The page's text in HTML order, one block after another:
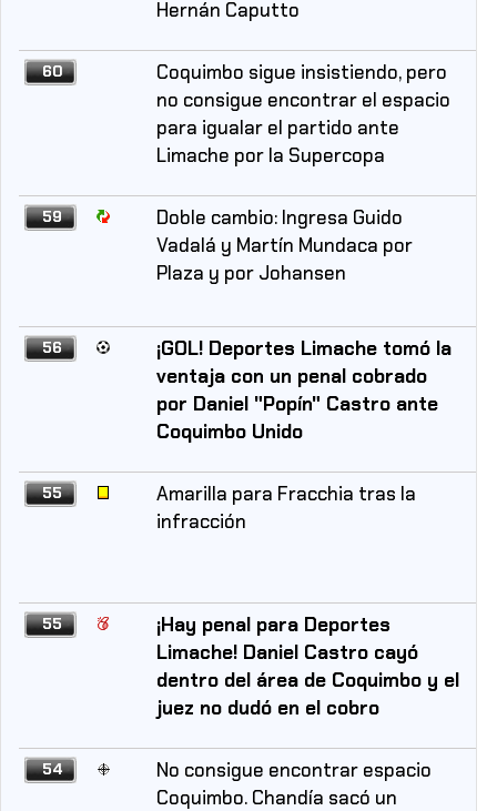
Hernán Caputto
60
Coquimbo sigue insistiendo, pero
no consigue encontrar el espacio
para igualar el partido ante
Limache por la Supercopa
59
Doble cambio: Ingresa Guido
Vadalá y Martín Mundaca por
Plaza y por Johansen
56
¡GOL! Deportes Limache tomó la
ventaja con un penal cobrado
por Daniel "Popín" Castro ante
Coquimbo Unido
55
Amarilla para Fracchia tras la
infracción
55
¡Hay penal para Deportes
Limache! Daniel Castro cayó
dentro del área de Coquimbo y el
juez no dudó en el cobro
54
No consigue encontrar espacio
Coquimbo. Chandía sacó un